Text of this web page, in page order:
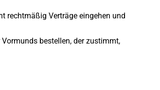
rechtmäßig Verträge eingehen und
bestellen, der zustimmt,